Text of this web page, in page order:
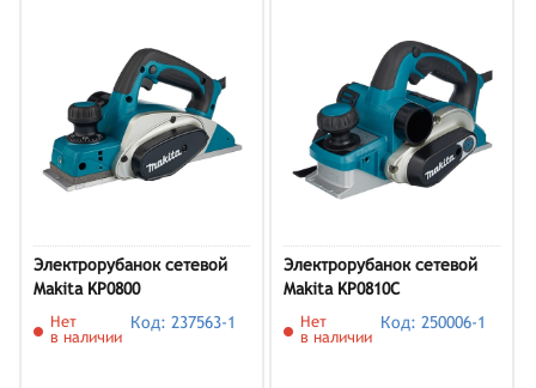
Электрорубанок сетевой
Makita KP0800
Нет
в наличии
Код: 237563-1
Электрорубанок сетевой
Makita KP0810C
Нет
в наличии
Код: 250006-1